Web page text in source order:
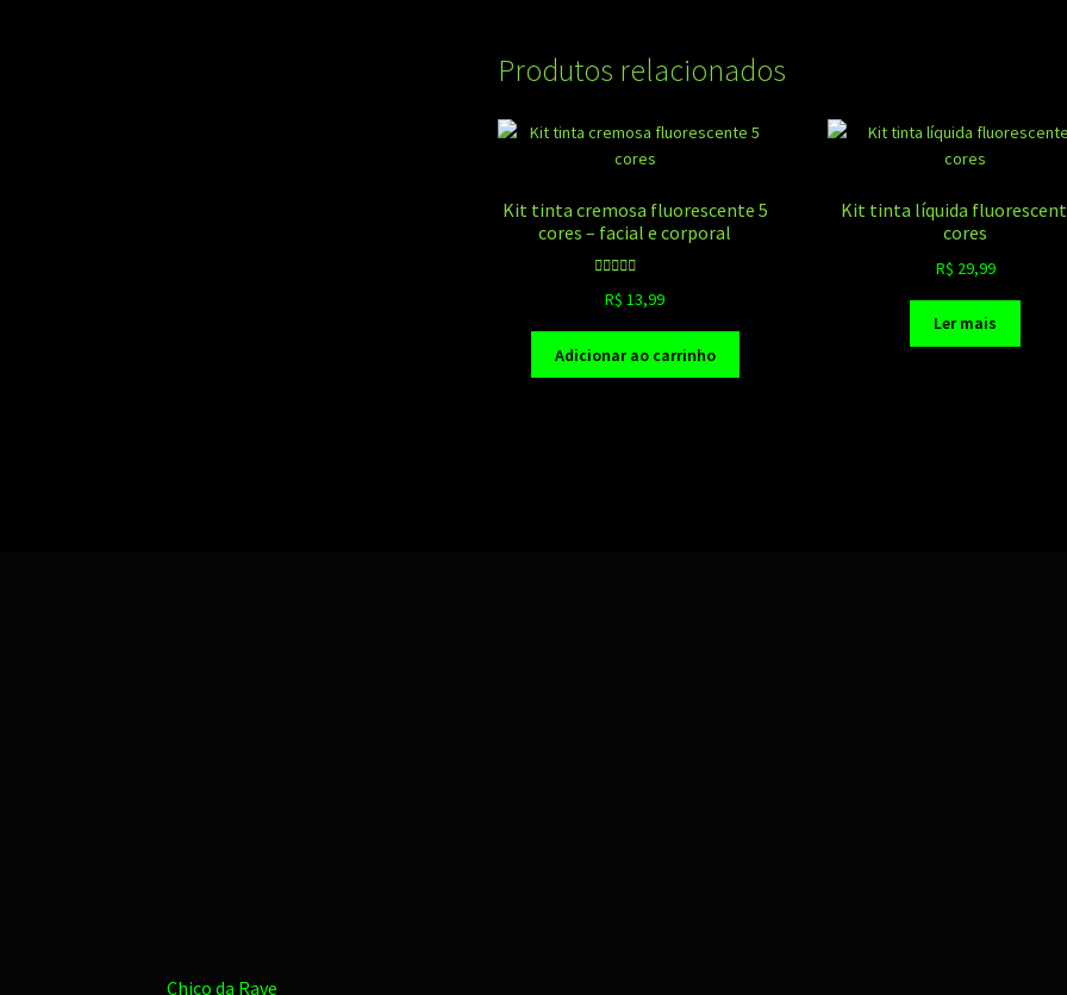
Produtos relacionados
Kit tinta cremosa fluorescente 5
cores – facial e corporal
5.00de 5
R$ 13,99
Adicionar ao carrinho
Kit tinta líquida
cores
R$ 29,99
Ler mais
Chico da Rave